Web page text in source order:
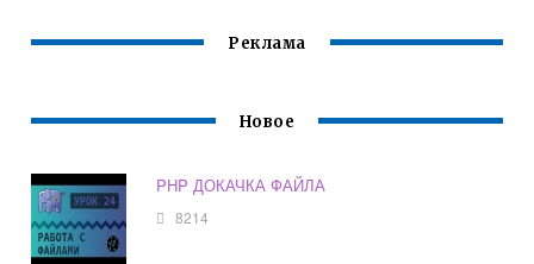
Реклама
Новое
PHP ДОКАЧКА ФАЙЛА
8214